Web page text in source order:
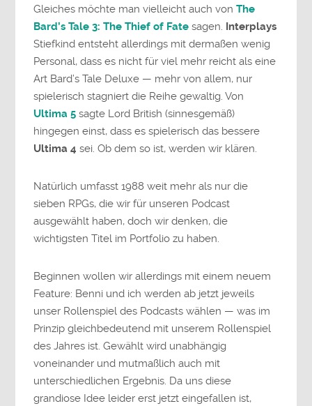
Gleiches möchte man vielleicht auch vonThe
Bard’s Tale 3: The Thief of Fate sagen. Interplays
Stiefkind entsteht allerdings mit dermaßen wenig
Personal, dass es nicht für viel mehr reicht als eine
Art Bard’s Tale Deluxe — mehr von allem, nur
spielerisch stagniert die Reihe gewaltig. Von
Ultima 5 sagte Lord British (sinnesgemäß)
hingegen einst, dass es spielerisch das bessere
Ultima 4 sei. Ob dem so ist, werden wir klären.
Natürlich umfasst 1988 weit mehr als nur die
sieben RPGs, die wir für unseren Podcast
ausgewählt haben, doch wir denken, die
wichtigsten Titel im Portfolio zu haben.
Beginnen wollen wir allerdings mit einem neuem
Feature: Benni und ich werden ab jetzt jeweils
unser Rollenspiel des Podcasts wählen — was im
Prinzip gleichbedeutend mit unserem Rollenspiel
des Jahres ist. Gewählt wird unabhängig
voneinander und mutmaßlich auch mit
unterschiedlichen Ergebnis. Da uns diese
grandiose Idee leider erst jetzt eingefallen ist,